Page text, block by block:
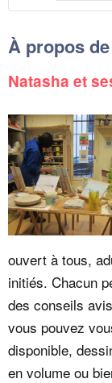
À propos
Natasha et
ouvert à tous,
initiés. Chacun
des conseils
vous pouvez
disponible,
en volume ou